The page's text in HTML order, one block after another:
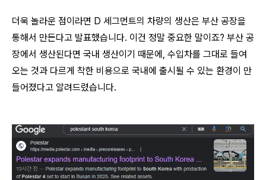
더욱 놀라운 점이라면 D 세그먼트의 차량의 생산은 부산 공장을
통해서 만든다고 발표했습니다. 이건 정말 중요한 말이죠? 부산 공
장에서 생산된다면 국내 생산이기 때문에, 수입차를 그대로 들여
오는 것과 다르게 착한 비용으로 국내에 출시될 수 있는 환경이 만
들어졌다고 알려드렸습니다.